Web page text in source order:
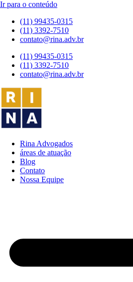
Ir para o conteúdo
(11) 99435-0315
(11) 3392-7510
contato@rina.adv.br
(11) 99435-0315
(11) 3392-7510
contato@rina.adv.br
Rina Advogados
áreas de atuação
Blog
Contato
Nossa Equipe